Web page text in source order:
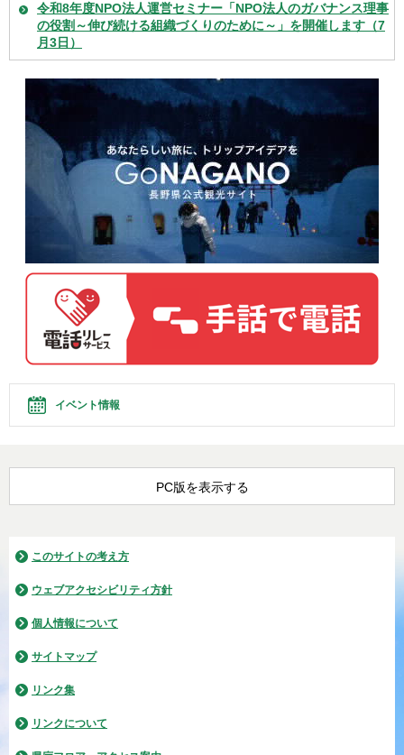
令和8年度NPO法人運営セミナー「NPO法人のガバナンス理事
の役割～伸び続ける組織づくりのために～」を開催します（7
月3日）
イベント情報
PC版を表示する
このサイトの考え方
ウェブアクセシビリティ方針
個人情報について
サイトマップ
リンク集
リンクについて